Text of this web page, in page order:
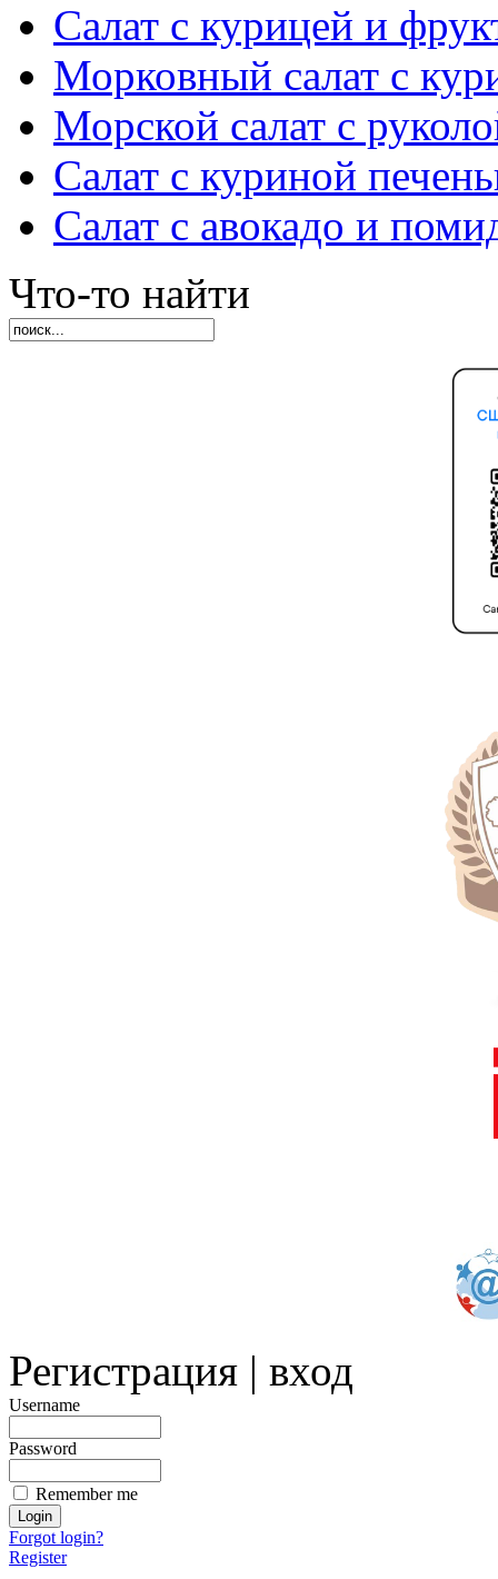
Салат с курицей и
Морковный салат с
Морской салат с
Салат с куриной
Салат с авокадо и
Что-то найти
Регистрация | вход
Username
Password
Remember me
Forgot login?
Register